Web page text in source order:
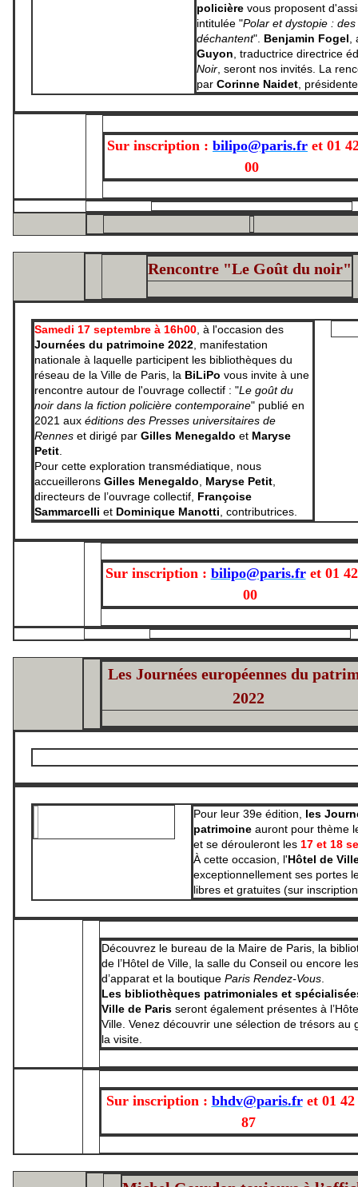
policière vous proposent
intitulée "Polar et dystopie :
déchantent". Benjamin Fogel
Guyon , traductrice directrice
Noir , seront nos invités. La
par Corinne Naidet ,
Sur inscription : bilipo@paris.fr et 01
00
Rencontre "Le Goût du noir"
Samedi 17 septembre à 16h00 , à l'occasion des
Journées du patrimoine 2022 , manifestation
nationale à laquelle participent les bibliothèques du
réseau de la Ville de Paris, la BiLiPo vous invite à une
rencontre autour de l'ouvrage collectif : "Le goût du
noir dans la fiction policière contemporaine" publié en
2021 aux éditions des Presses universitaires de
Rennes et dirigé par Gilles Menegaldo et Maryse
Petit
Pour cette exploration transmédiatique, nous
accueillerons Gilles Menegaldo Maryse Petit
directeurs de l’ouvrage collectif, Françoise
Sammarcelli et Dominique Manotti , contributrices.
Sur inscription : bilipo@paris.fret 01
00
Les Journées européennes du
2022
Pour leur 39e édition, les
patrimoine auront pour thème
et se dérouleront les 17 et 18
À cette occasion, l'Hôtel de
exceptionnellement ses portes
libres et gratuites (sur
Découvrez le bureau de la Maire de Paris, la
de l’Hôtel de Ville, la salle du Conseil ou encore
d’apparat et la boutique Paris Rendez-Vous
Les bibliothèques patrimoniales et
Ville de Paris seront également présentes à
Ville. Venez découvrir une sélection de trésors au
la visite.
Sur inscription : bhdv@paris.fret 01 42
87